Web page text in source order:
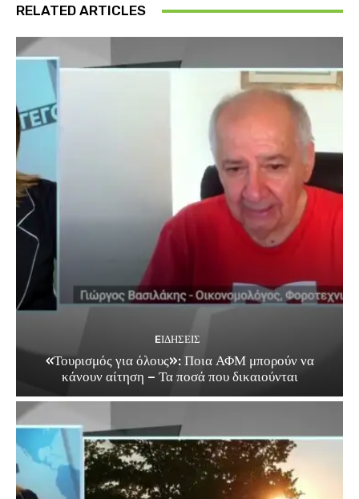
RELATED ARTICLES
EΙΔΗΣΕΙΣ
«Τουρισμός για όλους»: Ποια ΑΦΜ μπορούν να
κάνουν αίτηση – Τα ποσά που δικαιούνται